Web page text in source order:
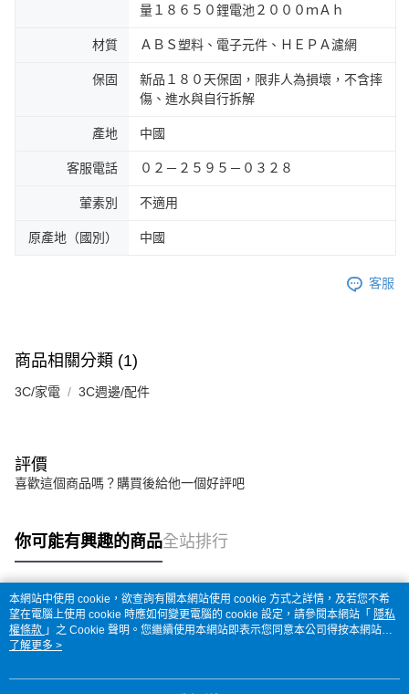
量１８６５０鋰電池２０００ｍＡｈ
材質 ＡＢＳ塑料、電子元件、ＨＥＰＡ濾網
保固
新品１８０天保固，限非人為損壞，不含摔
傷、進水與自行拆解
產地 中國
客服電話 ０２－２５９５－０３２８
葷素別 不適用
原產地（國別） 中國
客服
商品相關分類 (1)
3C/家電 3C週邊/配件
評價
喜歡這個商品嗎？購買後給他一個好評吧
你可能有興趣的商品全站排行
熱門標籤
本網站中使用 cookie，欲查詢有關本網站使用 cookie 方式之詳情，及若您不希
望在電腦上使用 cookie 時應如何變更電腦的 cookie 設定，請參閱本網站「 隱私
權條款 」之 Cookie 聲明。您繼續使用本網站即表示您同意本公司得按本網站使
用條款之 Cookie 聲明使用 cookie。
了解更多 >